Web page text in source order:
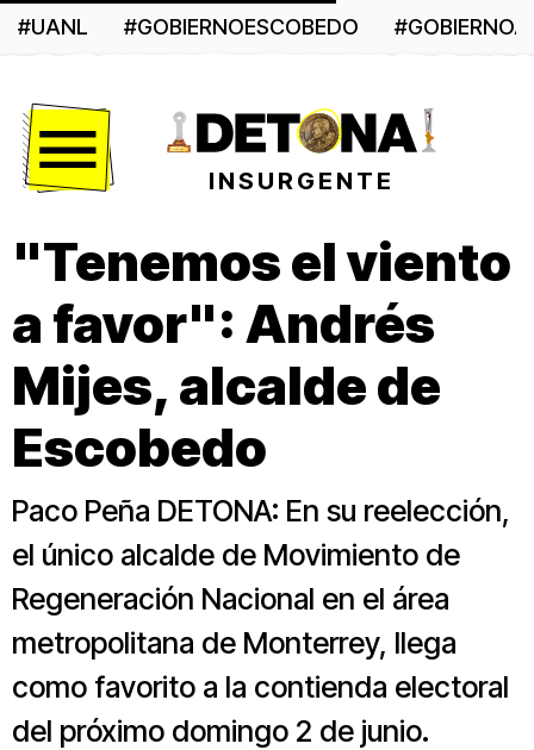
#UANL #GOBIERNOESCOBEDO
INSURGENTE
"Tenemos el viento
a favor": Andrés
Mijes, alcalde de
Escobedo
Paco Peña DETONA: En su reelección,
el único alcalde de Movimiento de
Regeneración Nacional en el área
metropolitana de Monterrey, llega
como favorito a la contienda electoral
del próximo domingo 2 de junio.